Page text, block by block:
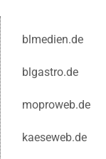
blmedien.de
blgastro.de
moproweb.de
kaeseweb.de